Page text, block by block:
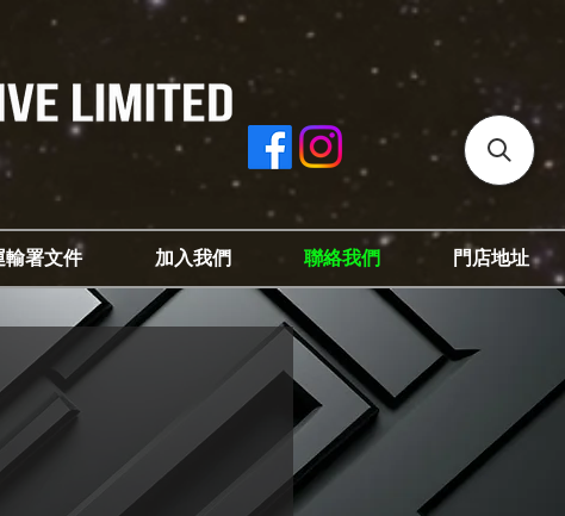
輸署文件 加入我們 聯絡我們 門店地址